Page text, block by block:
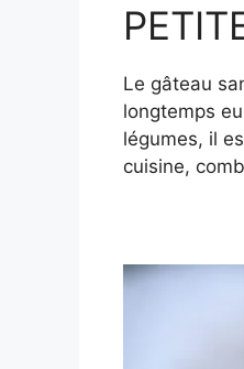
Le gâteau
longtemps
légumes, il
cuisine,